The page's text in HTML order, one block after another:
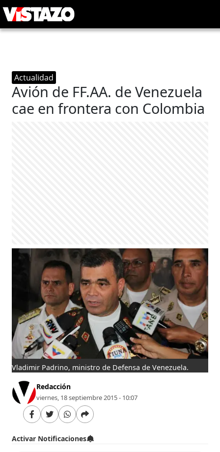
Actualidad
Avión de FF.AA. de Venezuela
cae en frontera con Colombia
Vladimir Padrino, ministro de Defensa de Venezuela.
Redacción
viernes, 18 septiembre 2015 - 10:07
Activar Notificaciones